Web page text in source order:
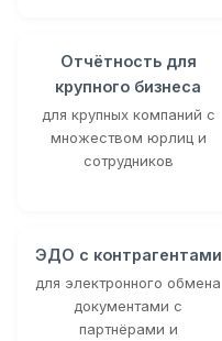
Отчётность для
крупного бизнеса
для крупных компаний с
множеством юрлиц и
сотрудников
ЭДО с контрагентами
для электронного обмена
документами с
партнёрами и